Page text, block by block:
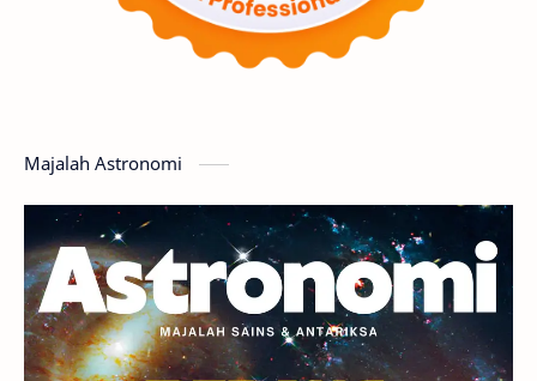
Mars Planet Katai
GMT 2016
Planet Kerdil Bumi Pengetahuan
Berita Hujan Meteor Satelit Alami
Rasi Bintang Teleskop Saturnus
Majalah Astronomi